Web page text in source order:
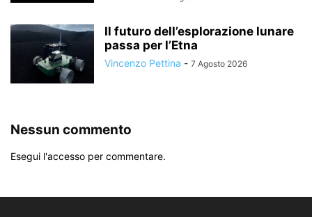
Il futuro dell’esplorazione lunare
passa per l’Etna
Vincenzo Pettina - 7 Agosto 2026
Nessun commento
Esegui l'accesso per commentare.